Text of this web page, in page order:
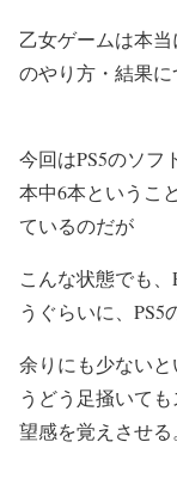
乙女ゲームは本
のやり方・結果に
今回はPS5のソ
本中6本というこ
ているのだが
こんな状態でも
うぐらいに、
余りにも少ない
うどう足掻いて
望感を覚えさせる